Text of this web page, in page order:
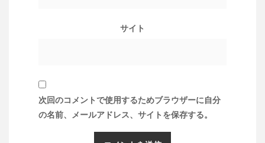
サイト
次回のコメントで使用するためブラウザーに自分
の名前、メールアドレス、サイトを保存する。